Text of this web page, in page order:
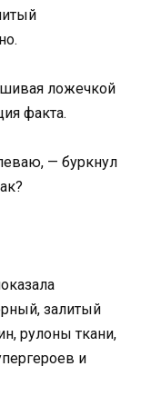
ложечкой
факта.
— буркнул
залитый
рулоны ткани,
и